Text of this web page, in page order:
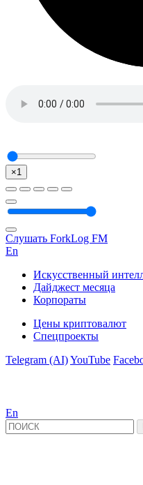
×1
Слушать ForkLog FM
En
Искусственный
Дайджест месяца
Корпораты
Цены криптовалют
Спецпроекты
Telegram (AI)YouTube
En